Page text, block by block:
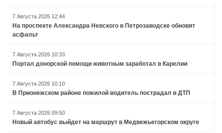
7 Августа 2026 12:44
На проспекте Александра Невского в Петрозаводске обновят
асфальт
7 Августа 2026 10:33
Портал донорской помощи животным заработал в Карелии
7 Августа 2026 10:10
В Прионежском районе пожилой водитель пострадал в ДТП
7 Августа 2026 09:50
Новый автобус выйдет на маршрут в Медвежьегорском округе